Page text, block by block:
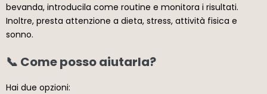
bevanda, introducila come routine e monitora i risultati.
Inoltre, presta attenzione a dieta, stress, attività fisica e
sonno.
📞 Come posso aiutarla?
Hai due opzioni: